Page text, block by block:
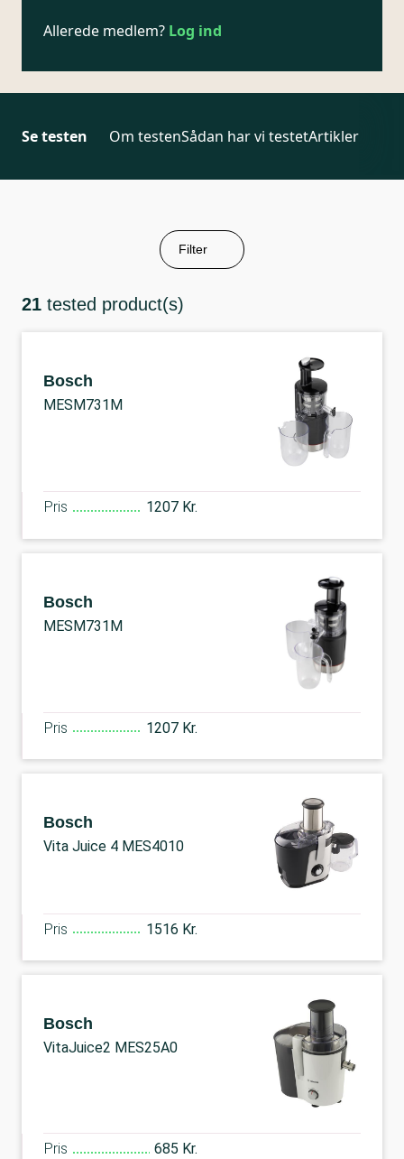
Allerede medlem? Log ind
Se testen Om testenSådan har vi testetArtikler
Filter
21 tested product(s)
Bosch
MESM731M
Pris 1207 Kr.
Bosch
MESM731M
Pris 1207 Kr.
Bosch
Vita Juice 4 MES4010
Pris 1516 Kr.
Bosch
VitaJuice2 MES25A0
Pris 685 Kr.